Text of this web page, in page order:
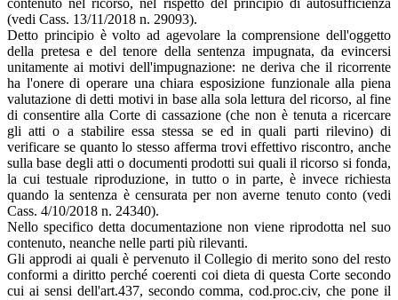
(vedi Cass. 13/11/2018 n. 29093).
Detto principio è volto ad agevolare la comprensione dell'oggetto
della pretesa e del tenore della sentenza impugnata, da evincersi
unitamente ai motivi dell'impugnazione: ne deriva che il ricorrente
ha l'onere di operare una chiara esposizione funzionale alla piena
valutazione di detti motivi in base alla sola lettura del ricorso, al fine
di consentire alla Corte di cassazione (che non è tenuta a ricercare
gli atti o a stabilire essa stessa se ed in quali parti rilevino) di
verificare se quanto lo stesso afferma trovi effettivo riscontro, anche
sulla base degli atti o documenti prodotti sui quali il ricorso si fonda,
la cui testuale riproduzione, in tutto o in parte, è invece richiesta
quando la sentenza è censurata per non averne tenuto conto (vedi
Cass. 4/10/2018 n. 24340).
Nello specifico detta documentazione non viene riprodotta nel suo
contenuto, neanche nelle parti più rilevanti.
Gli approdi ai quali è pervenuto il Collegio di merito sono del resto
conformi a diritto perché coerenti coi dieta di questa Corte secondo
cui ai sensi dell'art.437, secondo comma, cod.proc.civ, che pone il